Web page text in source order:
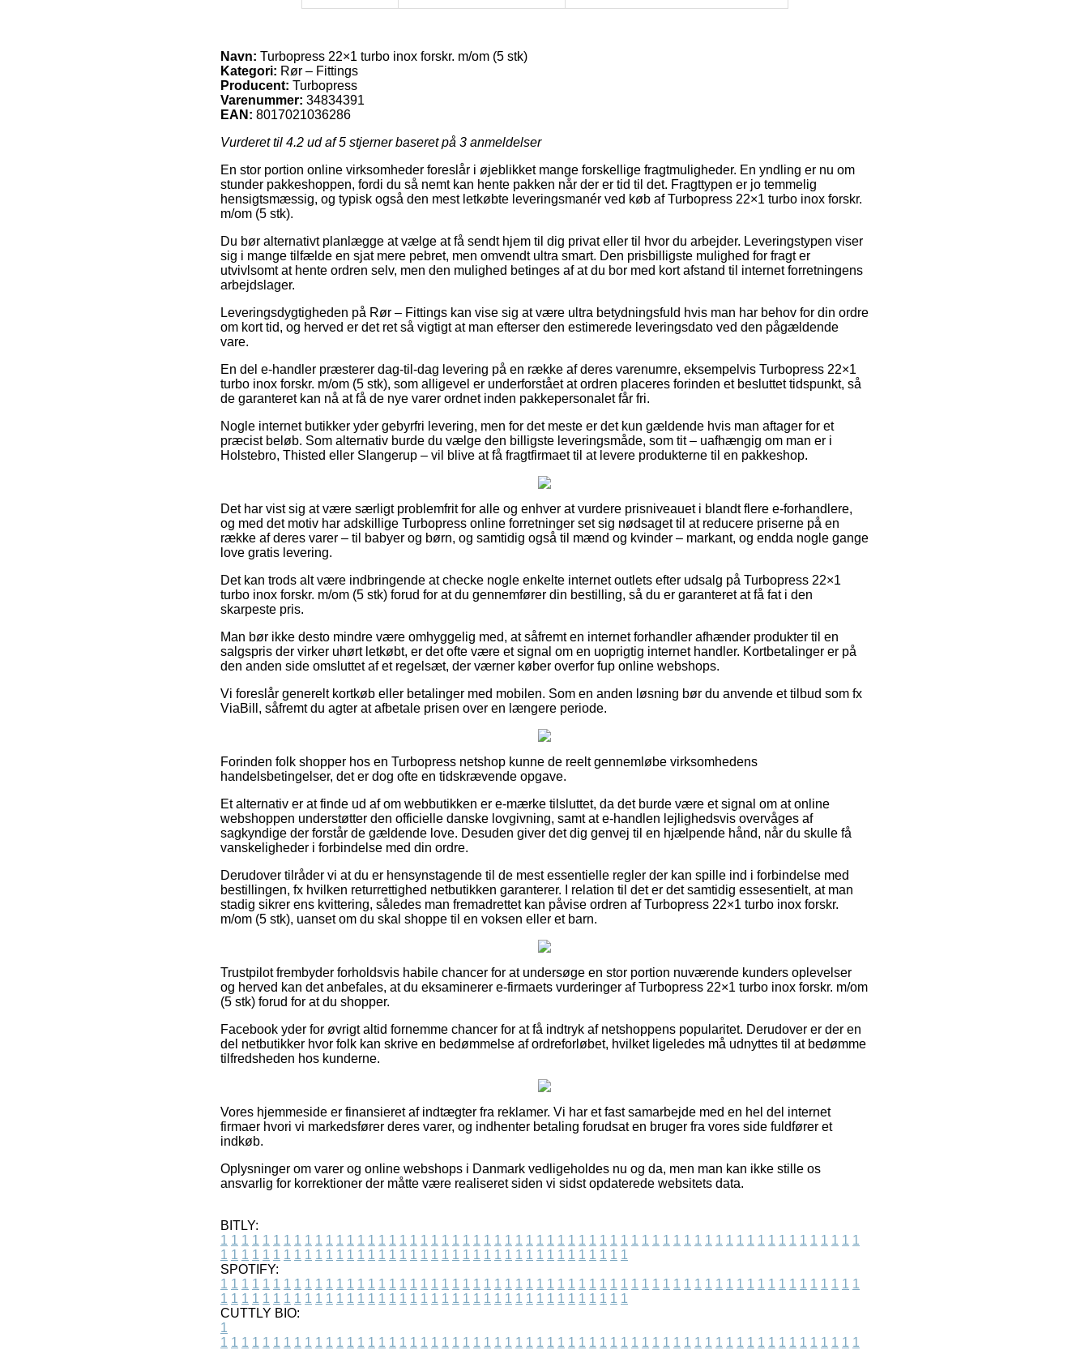
Navn: Turbopress 22×1 turbo inox forskr. m/om (5 stk)
Kategori: Rør – Fittings
Producent: Turbopress
Varenummer: 34834391
EAN: 8017021036286
Vurderet til 4.2 ud af 5 stjerner baseret på 3 anmeldelser
En stor portion online virksomheder foreslår i øjeblikket mange forskellige fragtmuligheder. En yndling er nu om
stunder pakkeshoppen, fordi du så nemt kan hente pakken når der er tid til det. Fragttypen er jo temmelig
hensigtsmæssig, og typisk også den mest letkøbte leveringsmanér ved køb af Turbopress 22×1 turbo inox forskr.
m/om (5 stk).
Du bør alternativt planlægge at vælge at få sendt hjem til dig privat eller til hvor du arbejder. Leveringstypen viser
sig i mange tilfælde en sjat mere pebret, men omvendt ultra smart. Den prisbilligste mulighed for fragt er
utvivlsomt at hente ordren selv, men den mulighed betinges af at du bor med kort afstand til internet forretningens
arbejdslager.
Leveringsdygtigheden på Rør – Fittings kan vise sig at være ultra betydningsfuld hvis man har behov for din ordre
om kort tid, og herved er det ret så vigtigt at man efterser den estimerede leveringsdato ved den pågældende
vare.
En del e-handler præsterer dag-til-dag levering på en række af deres varenumre, eksempelvis Turbopress 22×1
turbo inox forskr. m/om (5 stk), som alligevel er underforstået at ordren placeres forinden et besluttet tidspunkt, så
de garanteret kan nå at få de nye varer ordnet inden pakkepersonalet får fri.
Nogle internet butikker yder gebyrfri levering, men for det meste er det kun gældende hvis man aftager for et
præcist beløb. Som alternativ burde du vælge den billigste leveringsmåde, som tit – uafhængig om man er i
Holstebro, Thisted eller Slangerup – vil blive at få fragtfirmaet til at levere produkterne til en pakkeshop.
Det har vist sig at være særligt problemfrit for alle og enhver at vurdere prisniveauet i blandt flere e-forhandlere,
og med det motiv har adskillige Turbopress online forretninger set sig nødsaget til at reducere priserne på en
række af deres varer – til babyer og børn, og samtidig også til mænd og kvinder – markant, og endda nogle gange
love gratis levering.
Det kan trods alt være indbringende at checke nogle enkelte internet outlets efter udsalg på Turbopress 22×1
turbo inox forskr. m/om (5 stk) forud for at du gennemfører din bestilling, så du er garanteret at få fat i den
skarpeste pris.
Man bør ikke desto mindre være omhyggelig med, at såfremt en internet forhandler afhænder produkter til en
salgspris der virker uhørt letkøbt, er det ofte være et signal om en uoprigtig internet handler. Kortbetalinger er på
den anden side omsluttet af et regelsæt, der værner køber overfor fup online webshops.
Vi foreslår generelt kortkøb eller betalinger med mobilen. Som en anden løsning bør du anvende et tilbud som fx
ViaBill, såfremt du agter at afbetale prisen over en længere periode.
Forinden folk shopper hos en Turbopress netshop kunne de reelt gennemløbe virksomhedens
handelsbetingelser, det er dog ofte en tidskrævende opgave.
Et alternativ er at finde ud af om webbutikken er e-mærke tilsluttet, da det burde være et signal om at online
webshoppen understøtter den officielle danske lovgivning, samt at e-handlen lejlighedsvis overvåges af
sagkyndige der forstår de gældende love. Desuden giver det dig genvej til en hjælpende hånd, når du skulle få
vanskeligheder i forbindelse med din ordre.
Derudover tilråder vi at du er hensynstagende til de mest essentielle regler der kan spille ind i forbindelse med
bestillingen, fx hvilken returrettighed netbutikken garanterer. I relation til det er det samtidig essesentielt, at man
stadig sikrer ens kvittering, således man fremadrettet kan påvise ordren af Turbopress 22×1 turbo inox forskr.
m/om (5 stk), uanset om du skal shoppe til en voksen eller et barn.
Trustpilot frembyder forholdsvis habile chancer for at undersøge en stor portion nuværende kunders oplevelser
og herved kan det anbefales, at du eksaminerer e-firmaets vurderinger af Turbopress 22×1 turbo inox forskr. m/om
(5 stk) forud for at du shopper.
Facebook yder for øvrigt altid fornemme chancer for at få indtryk af netshoppens popularitet. Derudover er der en
del netbutikker hvor folk kan skrive en bedømmelse af ordreforløbet, hvilket ligeledes må udnyttes til at bedømme
tilfredsheden hos kunderne.
Vores hjemmeside er finansieret af indtægter fra reklamer. Vi har et fast samarbejde med en hel del internet
firmaer hvori vi markedsfører deres varer, og indhenter betaling forudsat en bruger fra vores side fuldfører et
indkøb.
Oplysninger om varer og online webshops i Danmark vedligeholdes nu og da, men man kan ikke stille os
ansvarlig for korrektioner der måtte være realiseret siden vi sidst opdaterede websitets data.
BITLY:
1 1 1 1 1 1 1 1 1 1 1 1 1 1 1 1 1 1 1 1 1 1 1 1 1 1 1 1 1 1 1 1 1 1 1 1 1 1 1 1 1 1 1 1 1 1 1 1 1 1 1 1 1 1 1 1 1 1 1 1 1
1 1 1 1 1 1 1 1 1 1 1 1 1 1 1 1 1 1 1 1 1 1 1 1 1 1 1 1 1 1 1 1 1 1 1 1 1 1 1
SPOTIFY:
1 1 1 1 1 1 1 1 1 1 1 1 1 1 1 1 1 1 1 1 1 1 1 1 1 1 1 1 1 1 1 1 1 1 1 1 1 1 1 1 1 1 1 1 1 1 1 1 1 1 1 1 1 1 1 1 1 1 1 1 1
1 1 1 1 1 1 1 1 1 1 1 1 1 1 1 1 1 1 1 1 1 1 1 1 1 1 1 1 1 1 1 1 1 1 1 1 1 1 1
CUTTLY BIO:
1
1 1 1 1 1 1 1 1 1 1 1 1 1 1 1 1 1 1 1 1 1 1 1 1 1 1 1 1 1 1 1 1 1 1 1 1 1 1 1 1 1 1 1 1 1 1 1 1 1 1 1 1 1 1 1 1 1 1 1 1 1